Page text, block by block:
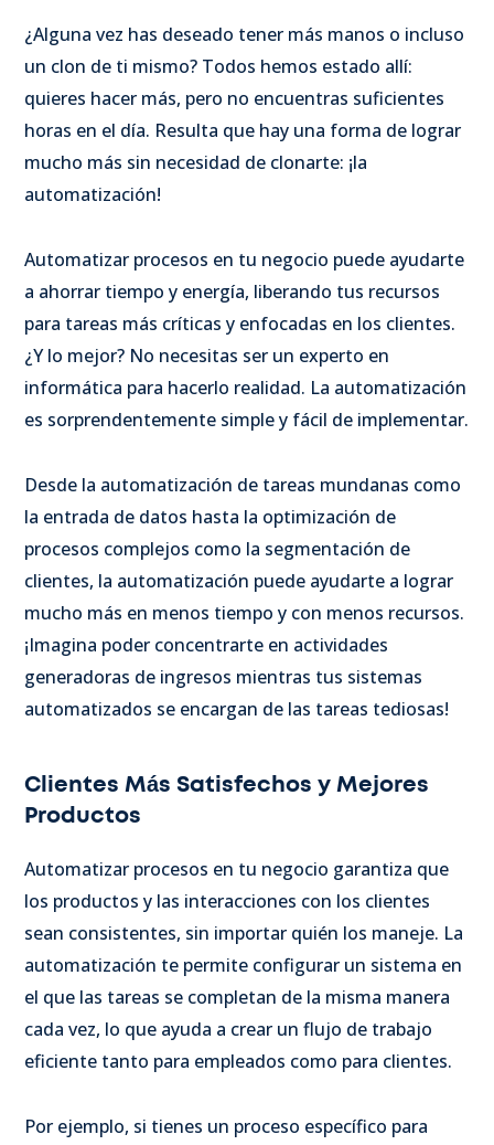
¿Alguna vez has deseado tener más manos o incluso
un clon de ti mismo? Todos hemos estado allí:
quieres hacer más, pero no encuentras suficientes
horas en el día. Resulta que hay una forma de lograr
mucho más sin necesidad de clonarte: ¡la
automatización!
Automatizar procesos en tu negocio puede ayudarte
a ahorrar tiempo y energía, liberando tus recursos
para tareas más críticas y enfocadas en los clientes.
¿Y lo mejor? No necesitas ser un experto en
informática para hacerlo realidad. La automatización
es sorprendentemente simple y fácil de implementar.
Desde la automatización de tareas mundanas como
la entrada de datos hasta la optimización de
procesos complejos como la segmentación de
clientes, la automatización puede ayudarte a lograr
mucho más en menos tiempo y con menos recursos.
¡Imagina poder concentrarte en actividades
generadoras de ingresos mientras tus sistemas
automatizados se encargan de las tareas tediosas!
Clientes Más Satisfechos y Mejores
Productos
Automatizar procesos en tu negocio garantiza que
los productos y las interacciones con los clientes
sean consistentes, sin importar quién los maneje. La
automatización te permite configurar un sistema en
el que las tareas se completan de la misma manera
cada vez, lo que ayuda a crear un flujo de trabajo
eficiente tanto para empleados como para clientes.
Por ejemplo, si tienes un proceso específico para